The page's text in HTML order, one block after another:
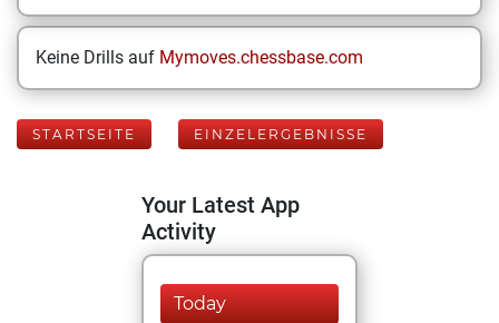
Keine Drills auf Mymoves.chessbase.com
STARTSEITE EINZELERGEBNISSE
Your Latest App
Activity
Today